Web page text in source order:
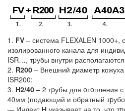
1. FV – система FLEXALEN 1000+,
изолированного канала для
ISR…, тpубы внутри
2. R200 – Внешний диаметр
ISR200;
3. H2/40 – 2 тpубы для oтoпления
40мм (подающий и обратный
— Индекс Н указывает на то, что